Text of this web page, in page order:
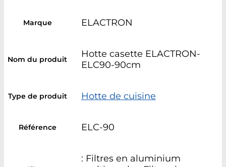
Marque ELACTRON
Nom du produit
Hotte casette ELACTRON-
ELC90-90cm
Type de produit Hotte de cuisine
Référence ELC-90
: Filtres en aluminium